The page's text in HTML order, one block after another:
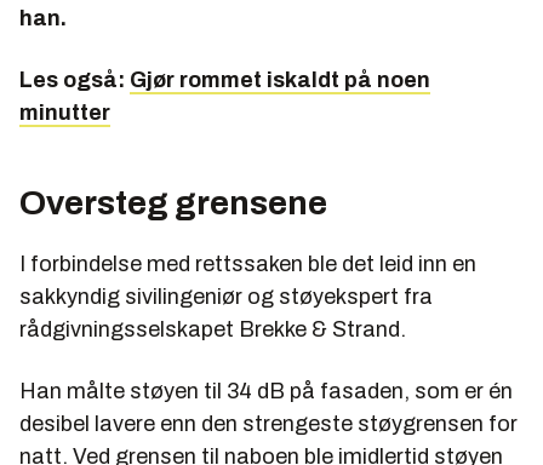
han.
Les også: Gjør rommet iskaldt på noen
minutter
Oversteg grensene
I forbindelse med rettssaken ble det leid inn en
sakkyndig sivilingeniør og støyekspert fra
rådgivningsselskapet Brekke & Strand.
Han målte støyen til 34 dB på fasaden, som er én
desibel lavere enn den strengeste støygrensen for
natt. Ved grensen til naboen ble imidlertid støyen